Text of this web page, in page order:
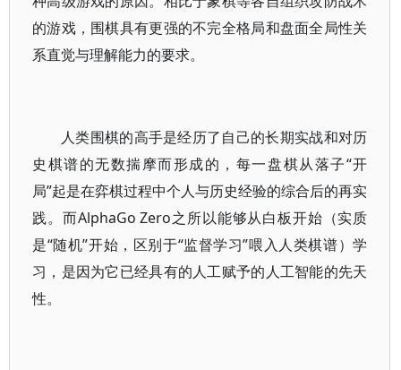
的游戏，围棋具有更强的不完全格局和盘面全局性关
系直觉与理解能力的要求。
人类围棋的高手是经历了自己的长期实战和对历
史棋谱的无数揣摩而形成的，每一盘棋从落子“开
局”起是在弈棋过程中个人与历史经验的综合后的再实
践。而AlphaGo Zero之所以能够从白板开始（实质
是“随机”开始，区别于“监督学习”喂入人类棋谱）学
习，是因为它已经具有的人工赋予的人工智能的先天
性。